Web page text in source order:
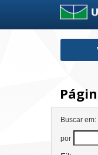
Buscar em:
por